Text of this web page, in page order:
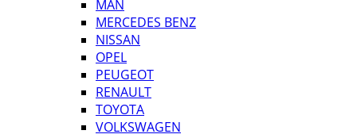
MAN
MERCEDES BENZ
NISSAN
OPEL
PEUGEOT
RENAULT
TOYOTA
VOLKSWAGEN